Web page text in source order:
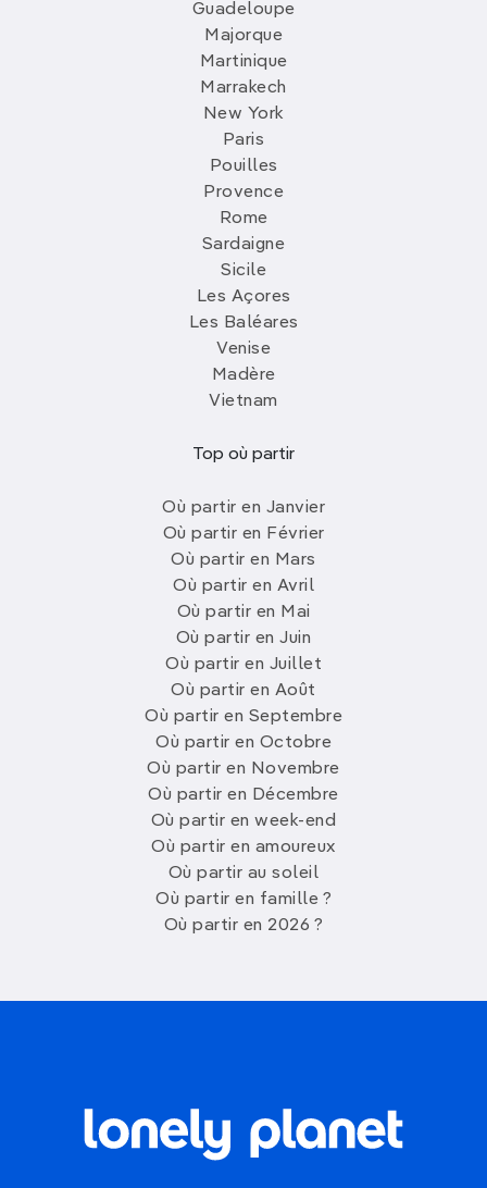
Guadeloupe
Majorque
Martinique
Marrakech
New York
Paris
Pouilles
Provence
Rome
Sardaigne
Sicile
Les Açores
Les Baléares
Venise
Madère
Vietnam
Top où partir
Où partir en Janvier
Où partir en Février
Où partir en Mars
Où partir en Avril
Où partir en Mai
Où partir en Juin
Où partir en Juillet
Où partir en Août
Où partir en Septembre
Où partir en Octobre
Où partir en Novembre
Où partir en Décembre
Où partir en week-end
Où partir en amoureux
Où partir au soleil
Où partir en famille ?
Où partir en 2026 ?